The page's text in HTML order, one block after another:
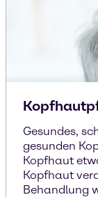
Gesundes,
gesunden
Kopfhaut
Kopfhaut
Behandlung